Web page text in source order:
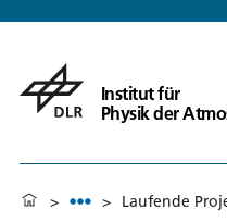
Institut für
Physik der
> > Laufende